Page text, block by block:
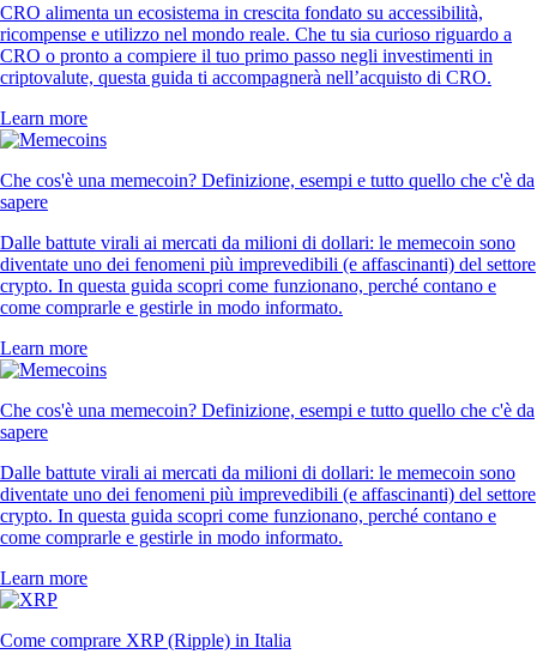
CRO alimenta un ecosistema in crescita fondato su accessibilità,
ricompense e utilizzo nel mondo reale. Che tu sia curioso riguardo a
CRO o pronto a compiere il tuo primo passo negli investimenti in
criptovalute, questa guida ti accompagnerà nell’acquisto di CRO.
Learn more
Che cos'è una memecoin? Definizione, esempi e tutto quello che c'è da
sapere
Dalle battute virali ai mercati da milioni di dollari: le memecoin sono
diventate uno dei fenomeni più imprevedibili (e affascinanti) del settore
crypto. In questa guida scopri come funzionano, perché contano e
come comprarle e gestirle in modo informato.
Learn more
Che cos'è una memecoin? Definizione, esempi e tutto quello che c'è da
sapere
Dalle battute virali ai mercati da milioni di dollari: le memecoin sono
diventate uno dei fenomeni più imprevedibili (e affascinanti) del settore
crypto. In questa guida scopri come funzionano, perché contano e
come comprarle e gestirle in modo informato.
Learn more
Come comprare XRP (Ripple) in Italia